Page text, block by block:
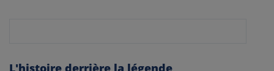
L'histoire derrière la légende